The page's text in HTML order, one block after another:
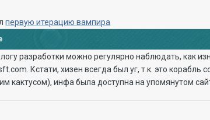
первую итерацию вампира
разработки можно регулярно наблюдать, как
Кстати, хизен всегда был уг, т.к. это
кактусом), инфа была доступна на упомянутом